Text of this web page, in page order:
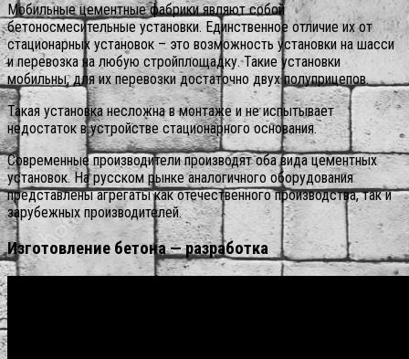
Мобильные цементные фабрики являют собой
бетоносмесительные установки. Единственное отличие их от
стационарных установок – это возможность установки на шасси
и перевозка на любую стройплощадку. Такие установки
мобильны, для их перевозки достаточно двух полуприцепов.
Такая установка несложна в монтаже и не испытывает
недостаток в устройстве стационарного основания.
Современные производители производят оба вида цементных
установок. На русском рынке аналогичного оборудования
представлены агрегаты как отечественного производства, так и
зарубежных производителей.
Изготовление бетона — разработка